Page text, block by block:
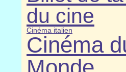
du cine
Cinéma italien
Cinéma